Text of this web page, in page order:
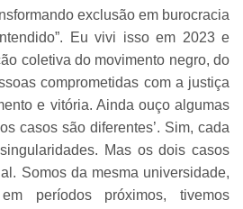
exclusão em burocracia
Eu vivi isso em 2023 e
coletiva do movimento negro, do
comprometidas com a justiça
e vitória. Ainda ouço algumas
casos são diferentes’. Sim, cada
Mas os dois casos
Somos da mesma universidade,
períodos próximos, tivemos